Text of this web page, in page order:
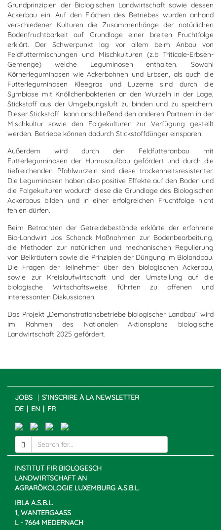
Grundprinzipien der Biologischen Landwirtschaft sowie dessen
Ackerbau ein. Auf den Flächen des Betriebes wurden anhand
verschiedener Kulturen die Zusammenhänge der natürlichen
Bodenfruchtbarkeit auf Grundlage einer breiten Fruchtfolge
erklärt. Der Schwerpunkt lag vor allem beim Anbau von
Feldfuttermischungen und Mischkulturen (z.b Triticale-Erbsen-
Gemenge) welche Leguminosen enthalten. Sowohl
Körnerleguminosen wie Ackerbohnen und Erbsen, als auch die
Futterleguminosen Kleegras und Luzerne sind durch die
Symbiose mit Knöllchenbakterien an den Wurzeln in der Lage,
Stickstoff aus der Umgebungsluft zu binden und zu speichern.
Dieser Stickstoff kann anschließend den anderen Partnern in der
Mischkultur sowie den Folgekulturen zur Verfügung gestellt
werden. Betriebe können dadurch Stickstoffdünger einsparen.
Außerdem wird durch den Feldfutteranbau mit
Futterleguminosen der Humusaufbau gefördert und durch die
tiefreichenden Pfahlwurzeln sind diese trockenheitsresistenter.
Die Leguminosen haben also positive Effekte auf den Boden und
die Folgekulturen wodurch diese die Grundlage des Biologischen
Ackerbaus bilden und in einer erfolgreichen Fruchtfolge nicht
fehlen dürfen.
Beim Betrachten der Getreidebestände erklärte der erfahrene
Bio-Landwirt Jos Schanck Maßnahmen zur Bodenbearbeitung,
die Methoden zur natürlichen und mechanischen Regulierung
von Beikräutern sowie die Prinzipien der Düngung im Biolandbau.
Die Fragen der Teilnehmer über den biologischen Ackerbau,
sowie zur Kreislaufwirtschaft und der Umstellung auf die
biologische Wirtschaftsweise führten zu offenen und
interessanten Diskussionen.
Das Projekt „Demonstrationsbetriebe biologischer Landbau“ wird
im Rahmen des Nationalen Aktionsplans biologische
Landwirtschaft 2025 gefördert.
JOBS
S’INSCRIRE À LA NEWSLETTER
DE
EN FR
INSTITUT FIR BIOLOGESCH
LANDWIRTSCHAFT AN
AGRARÖKOLOGIE LUXEMBURG A.S.B.L.
IBLA A.S.B.L.
1, WANTERGAASS
L - 7664 MEDERNACH